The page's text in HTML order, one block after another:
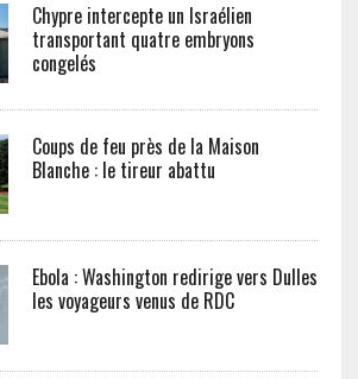
Chypre intercepte un Israélien
transportant quatre embryons
congelés
Coups de feu près de la Maison
Blanche : le tireur abattu
Ebola : Washington redirige vers Dulles
les voyageurs venus de RDC